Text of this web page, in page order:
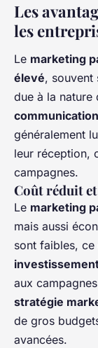
Les
les
Le marketing
élevé, souvent
due à la nature
généralement
leur réception,
campagnes.
Coût réduit
Le marketing
mais aussi
sont faibles,
aux
stratégie
de gros
avancées.